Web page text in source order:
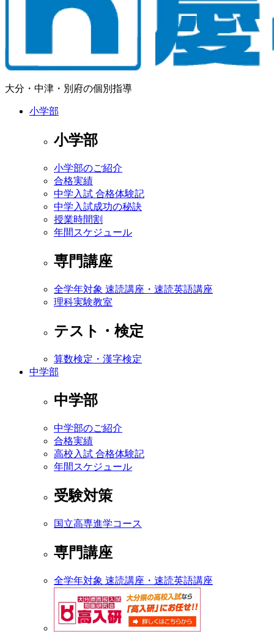
大分・中津・別府の個別指導
小学部
小学部
小学部のご紹介
合格実績
中学入試 合格体験記
中学入試成功の秘訣
授業時間割
年間スケジュール
専門講座
全学年対象 速読講座・速読英語講座
理科実験教室
テスト・検定
算数検定・漢字検定
中学部
中学部
中学部のご紹介
合格実績
高校入試 合格体験記
年間スケジュール
受験対策
国立高専進学コース
専門講座
全学年対象 速読講座・速読英語講座